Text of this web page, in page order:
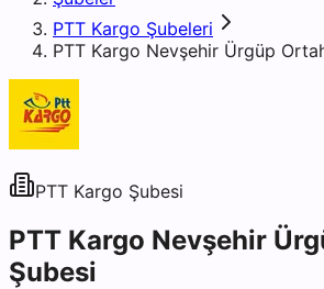
PTT Kargo Şubeleri
PTT Kargo Nevşehir Ürgüp
PTT Kargo Şubesi
PTT Kargo Nevşehir
Şubesi